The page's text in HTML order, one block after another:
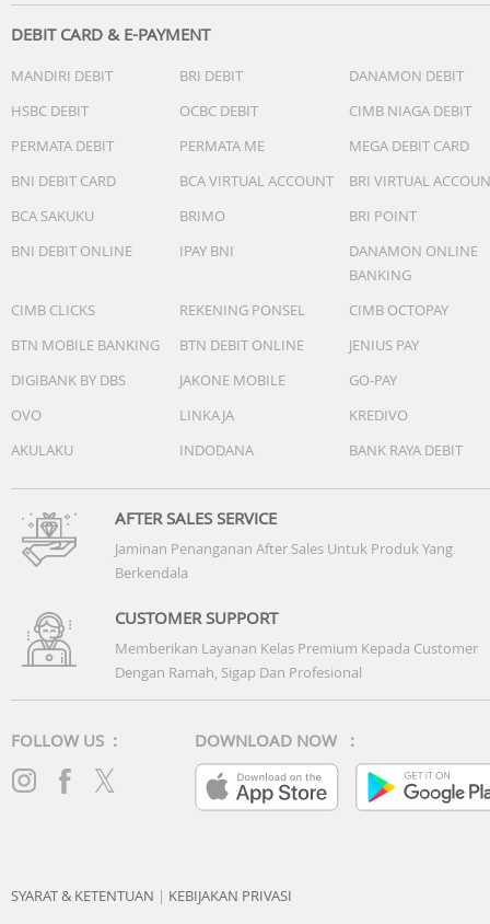
DEBIT CARD & E-PAYMENT
MANDIRI DEBIT BRI DEBIT
DANAMON DEBIT
HSBC DEBIT
OCBC DEBIT
CIMB NIAGA DEBIT
PERMATA DEBIT
PERMATA ME
MEGA DEBIT CARD
BNI DEBIT CARD
BCA VIRTUAL ACCOUNT
BRI VIRTUAL
BCA SAKUKU
BRIMO
BRI POINT
BNI DEBIT ONLINE
IPAY BNI
DANAMON ONLINE
BANKING
CIMB CLICKS
REKENING PONSEL
CIMB OCTOPAY
BTN MOBILE BANKING
BTN DEBIT ONLINE
JENIUS PAY
DIGIBANK BY DBS
JAKONE MOBILE
GO-PAY
OVO
LINKAJA
KREDIVO
AKULAKU
INDODANA BANK RAYA DEBIT
AFTER SALES SERVICE
Jaminan Penanganan After Sales Untuk Produk Yang
Berkendala
CUSTOMER SUPPORT
Memberikan Layanan Kelas Premium Kepada Customer
Dengan Ramah, Sigap Dan Profesional
FOLLOW US : DOWNLOAD NOW :
SYARAT & KETENTUAN | KEBIJAKAN PRIVASI